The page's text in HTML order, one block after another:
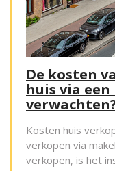
De kosten
huis via
Kosten huis
verkopen via
verkopen, is het